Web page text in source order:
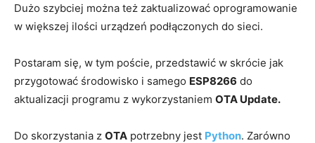
Dużo szybciej można też zaktualizować oprogramowanie
w większej ilości urządzeń podłączonych do sieci.
Postaram się, w tym poście, przedstawić w skrócie jak
przygotować środowisko i samego ESP8266 do
aktualizacji programu z wykorzystaniem OTA Update.
Do skorzystania z OTA potrzebny jest Python. Zarówno